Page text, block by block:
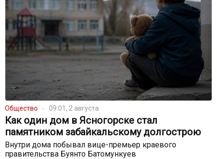
Общество 09:01, 2 августа
Как один дом в Ясногорске стал
памятником забайкальскому долгострою
Внутри дома побывал вице-премьер краевого
правительства Буянто Батомункуев